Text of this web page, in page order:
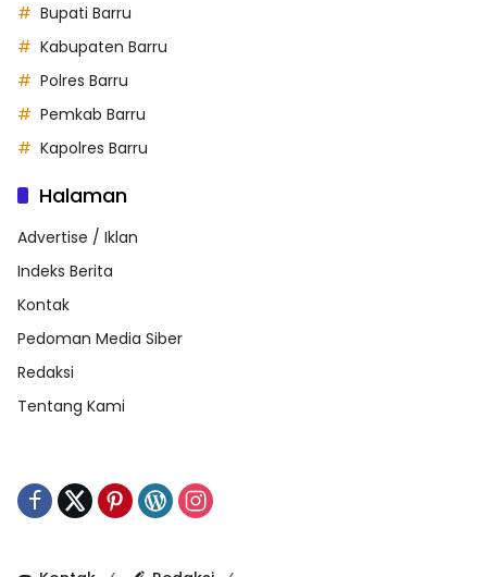
Bupati Barru
Kabupaten Barru
Polres Barru
Pemkab Barru
Kapolres Barru
Halaman
Advertise / Iklan
Indeks Berita
Kontak
Pedoman Media Siber
Redaksi
Tentang Kami